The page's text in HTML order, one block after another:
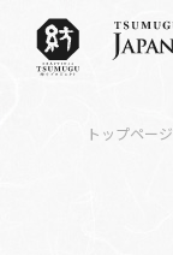
トップページ